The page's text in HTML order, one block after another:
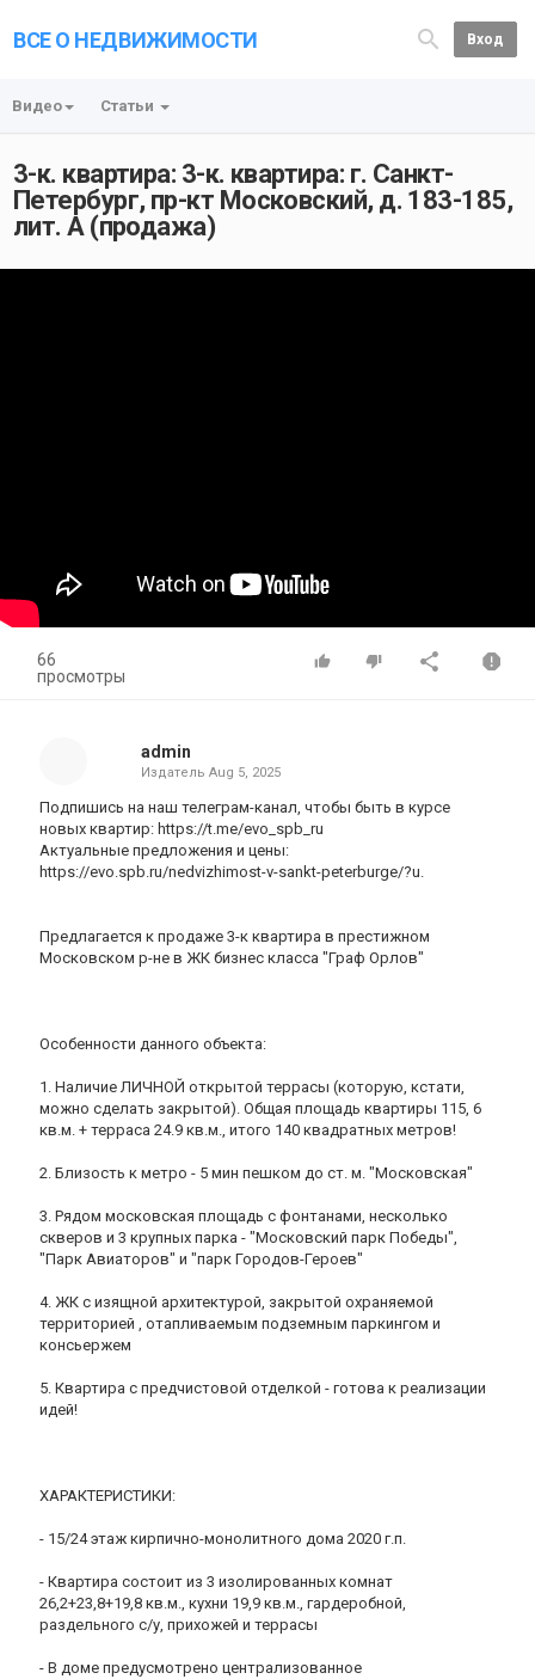
ВСЕ О НЕДВИЖИМОСТИ Вход
Видео Статьи
3-к. квартира: 3-к. квартира: г. Санкт-
Петербург, пр-кт Московский, д. 183-185,
лит. А (продажа)
66
просмотры
admin
Издатель Aug 5, 2025
Подпишись на наш телеграм-канал, чтобы быть в курсе
новых квартир: https://t.me/evo_spb_ru
Актуальные предложения и цены:
https://evo.spb.ru/nedvizhimost-v-sankt-peterburge/?u.
Предлагается к продаже 3-к квартира в престижном
Московском р-не в ЖК бизнес класса "Граф Орлов"
Особенности данного объекта:
1. Наличие ЛИЧНОЙ открытой террасы (которую, кстати,
можно сделать закрытой). Общая площадь квартиры 115, 6
кв.м. + терраса 24.9 кв.м., итого 140 квадратных метров!
2. Близость к метро - 5 мин пешком до ст. м. "Московская"
3. Рядом московская площадь с фонтанами, несколько
скверов и 3 крупных парка - "Московский парк Победы",
"Парк Авиаторов" и "парк Городов-Героев"
4. ЖК с изящной архитектурой, закрытой охраняемой
территорией , отапливаемым подземным паркингом и
консьержем
5. Квартира с предчистовой отделкой - готова к реализации
идей!
ХАРАКТЕРИСТИКИ:
- 15/24 этаж кирпично-монолитного дома 2020 г.п.
- Квартира состоит из 3 изолированных комнат
26,2+23,8+19,8 кв.м., кухни 19,9 кв.м., гардеробной,
раздельного с/у, прихожей и террасы
- В доме предусмотрено централизованное